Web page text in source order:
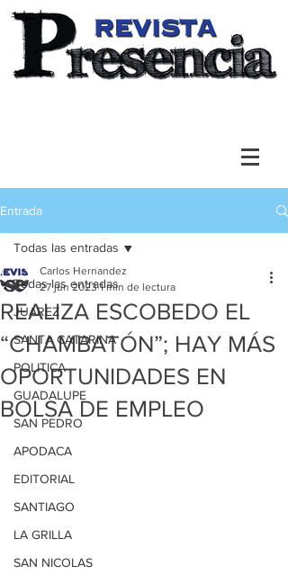
Entrada
Todas las entradas
JUAREZ
SANTA CATARINA
POLITICA
GUADALUPE
SAN PEDRO
APODACA
EDITORIAL
SANTIAGO
LA GRILLA
SAN NICOLAS
Todas las entradas
REALIZA ESCOBEDO EL
“CHAMBATÓN”; HAY MÁS
OPORTUNIDADES EN
BOLSA DE EMPLEO
Carlos Hernandez
27 jun 2023 1 min de lectura